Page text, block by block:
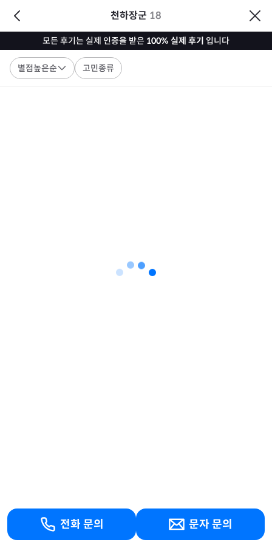
천하장군 18
모든 후기는 실제 인증을 받은 100% 실제 후기 입니다
별점높은순 고민종류
전화 문의 문자 문의